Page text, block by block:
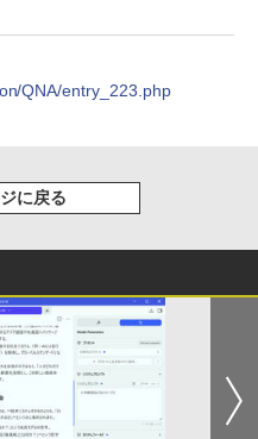
生物学 [ 中村 桂子 ]
ワイト)
(Stadium ver.)
本
ヤニ吸うふたり 9巻 (デジタル
QNA/entry_223.php
に戻る